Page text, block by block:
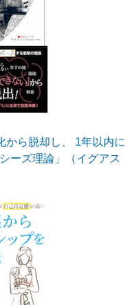
から脱却し、 1年以内に
ーズ理論」（イグアス